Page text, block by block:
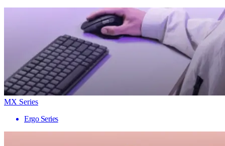
MX Series
Ergo Series